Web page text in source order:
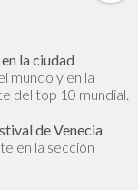
la ciudad
mundo y en la
del top 10 mundial.
de Venecia
en la sección